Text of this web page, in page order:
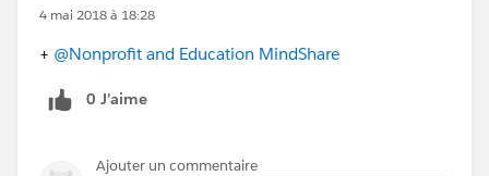
4 mai 2018 à 18:28
+ @Nonprofit and Education MindShare
0 J’aime
Ajouter un commentaire